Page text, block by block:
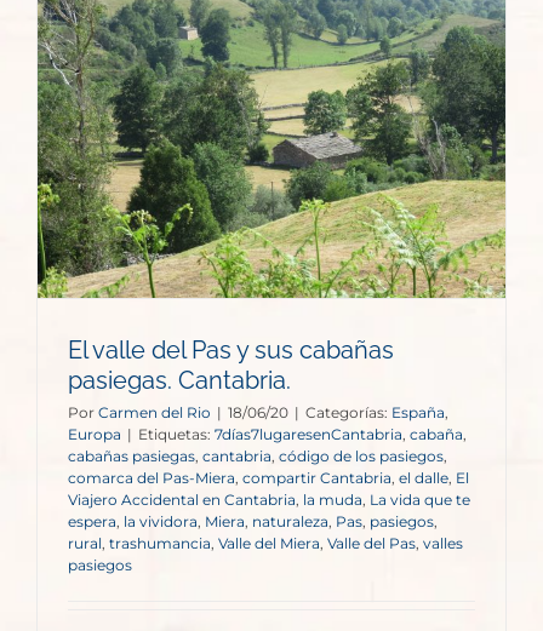
El valle del Pas y sus cabañas
pasiegas. Cantabria.
Por Carmen del Rio | 18/06/20 | Categorías: España,
Europa | Etiquetas: 7días7lugaresenCantabria, cabaña,
cabañas pasiegas, cantabria, código de los pasiegos,
comarca del Pas-Miera, compartir Cantabria, el dalle, El
Viajero Accidental en Cantabria, la muda, La vida que te
espera, la vividora, Miera, naturaleza, Pas, pasiegos,
rural, trashumancia, Valle del Miera, Valle del Pas, valles
pasiegos